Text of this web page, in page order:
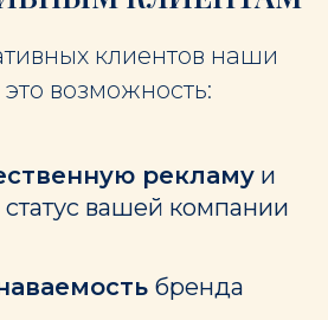
клиентов наши
возможность:
рекламу и
вашей компании
бренда